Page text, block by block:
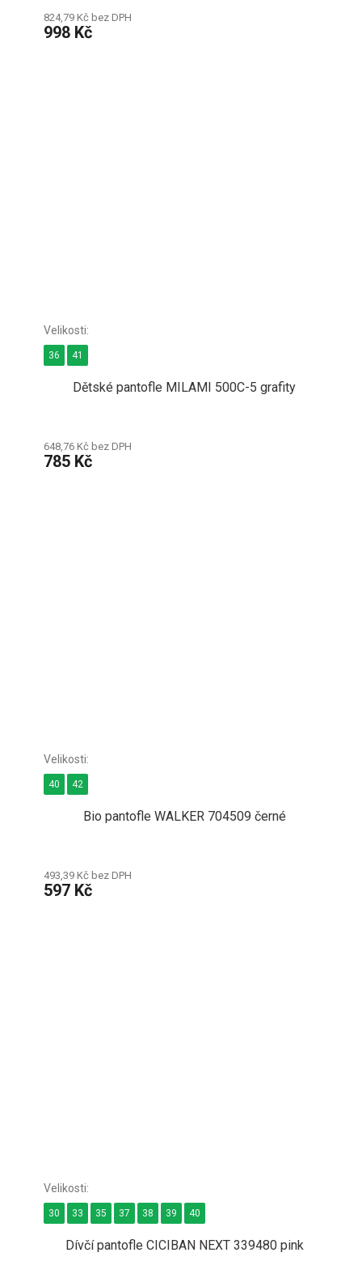
824,79 Kč bez DPH
998 Kč
Dětské pantofle MILAMI 500C-5 grafity
648,76 Kč bez DPH
785 Kč
36 41
Bio pantofle WALKER 704509 černé
493,39 Kč bez DPH
597 Kč
40 42
Dívčí pantofle CICIBAN NEXT 339480 pink
30 33 35 37 38 39 40